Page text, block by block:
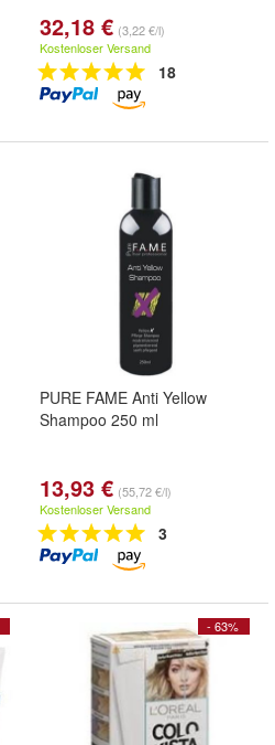
32,18 € (3,22 €/l)
Kostenloser Versand
18
PURE FAME Anti Yellow
Shampoo 250 ml
13,93 € (55,72 €/l)
Kostenloser Versand
3
- 63%